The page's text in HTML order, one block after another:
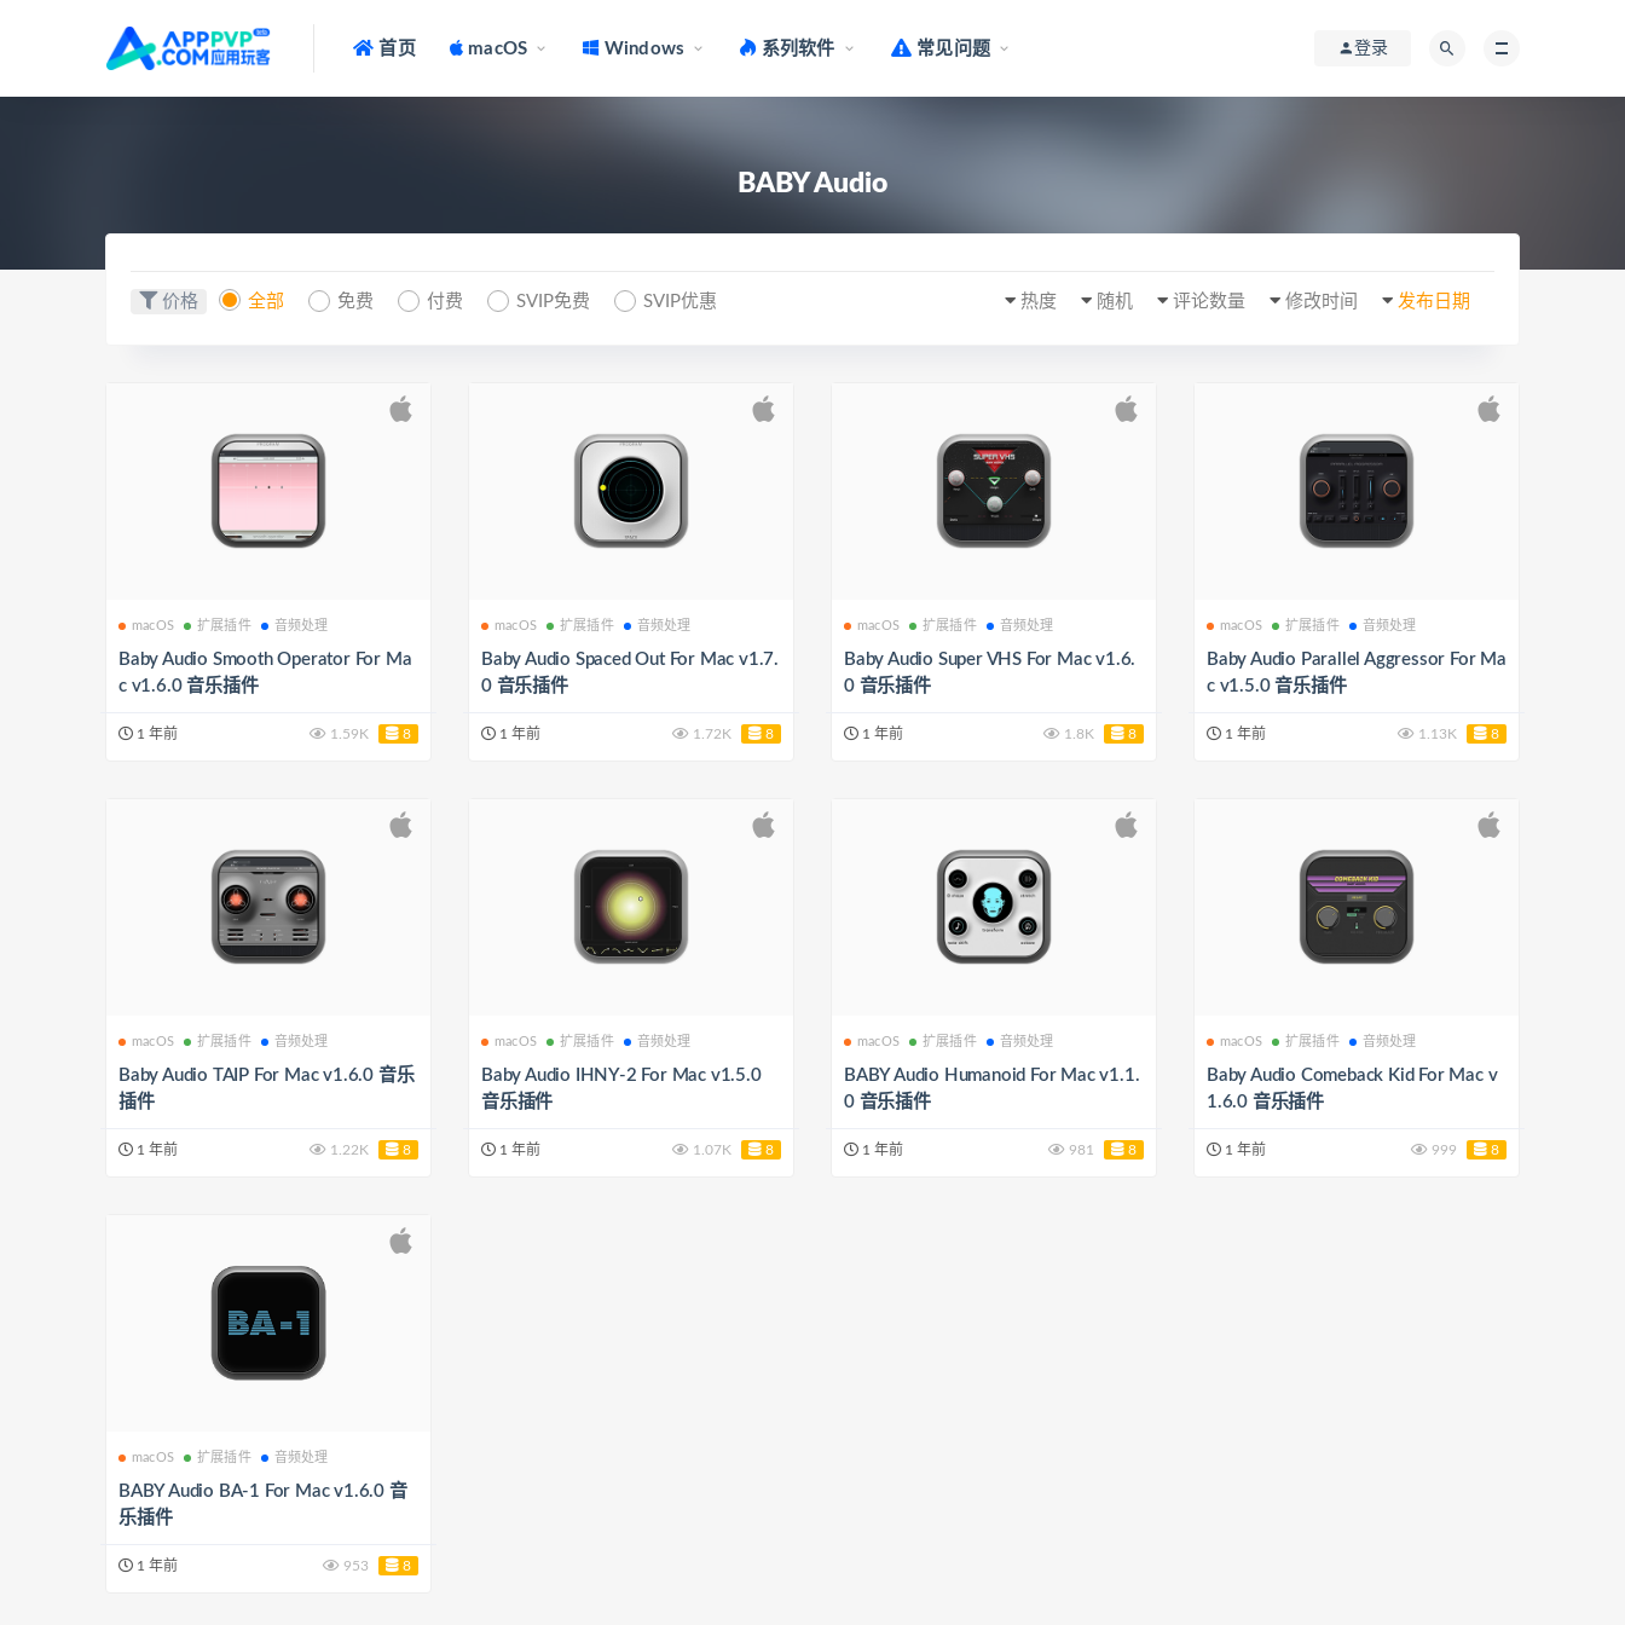
首页 macOS Windows 系列软件 常见问题 登录
BABY Audio
价格 全部 免费 付费 SVIP免费 SVIP优惠 发布日期
修改时间
评论数量
随机
热度
macOS 扩展插件 音频处理
Baby Audio Smooth Operator For Ma
c v1.6.0 音乐插件
1 年前 1.59K 8
macOS 扩展插件 音频处理
Baby Audio Spaced Out For Mac v1.7.
0 音乐插件
1 年前 1.72K 8
macOS 扩展插件 音频处理
Baby Audio Super VHS For Mac v1.6.
0 音乐插件
1 年前 1.8K 8
macOS 扩展插件 音频处理
Baby Audio Parallel Aggressor For Ma
c v1.5.0 音乐插件
1 年前 1.13K 8
macOS 扩展插件 音频处理
Baby Audio TAIP For Mac v1.6.0 音乐
插件
1 年前 1.22K 8
macOS 扩展插件 音频处理
Baby Audio IHNY-2 For Mac v1.5.0
音乐插件
1 年前 1.07K 8
macOS 扩展插件 音频处理
BABY Audio Humanoid For Mac v1.1.
0 音乐插件
1 年前 981 8
macOS 扩展插件 音频处理
Baby Audio Comeback Kid For Mac v
1.6.0 音乐插件
1 年前 999 8
macOS 扩展插件 音频处理
BABY Audio BA-1 For Mac v1.6.0 音
乐插件
1 年前 953 8